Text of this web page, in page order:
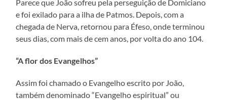
Parece que João sofreu pela perseguição de Domiciano
e foi exilado para a ilha de Patmos. Depois, com a
chegada de Nerva, retornou para Éfeso, onde terminou
seus dias, com mais de cem anos, por volta do ano 104.
“A flor dos Evangelhos”
Assim foi chamado o Evangelho escrito por João,
também denominado “Evangelho espiritual” ou